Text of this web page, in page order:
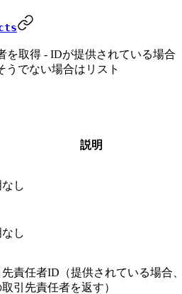
を取得 - IDが提供されている場合
うでない場合はリスト
説明
し
し
責任者ID（提供されている場合
引先責任者を返す）